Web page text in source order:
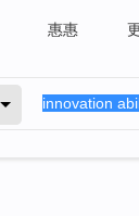
惠惠